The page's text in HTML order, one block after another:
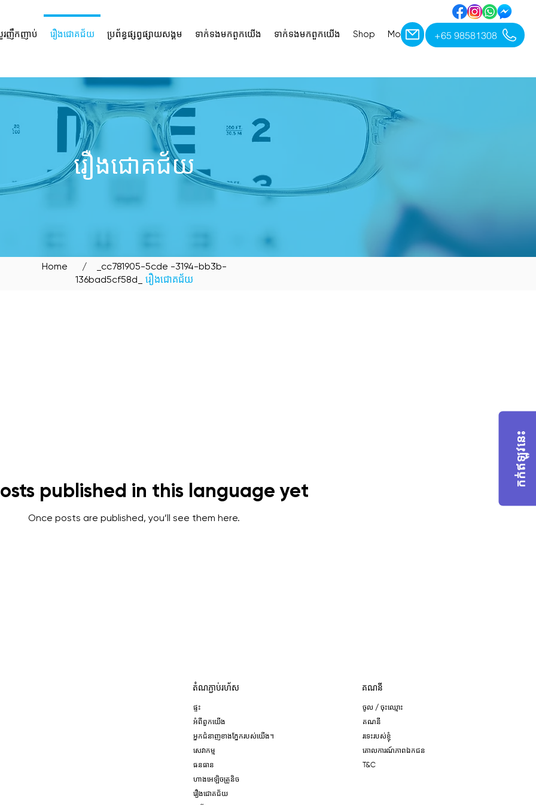
ញឹកញាប់ រឿង​ជោគជ័យ ប្រព័ន្ធ​ផ្សព្វផ្សាយ​សង្គម ទាក់ទង​មក​ពួក​យើង ទាក់ទង​មក​ពួក​យើង Shop More +65 98581308
កក់​ឥឡូវនេះ
រឿង​ជោគជ័យ
Home / _cc781905-5cde -3194-bb3b-
136bad5cf58d_ រឿងជោគជ័យ
published in this language yet
Once posts are published, you’ll see them here.
តំណ​ភ្ជាប់​រហ័ស
ផ្ទះ
អំពី​ពួក​យើង
អ្នកជំនាញខាងភ្នែករបស់យើង។
សេវាកម្ម
ធនធាន
ហាងអេឡិចត្រូនិច
រឿង​ជោគជ័យ
គណនី
ចូល / ចុះឈ្មោះ
គណនី
រទេះរបស់ខ្ញុំ
គោលការណ៍​ភាព​ឯកជន
T&C